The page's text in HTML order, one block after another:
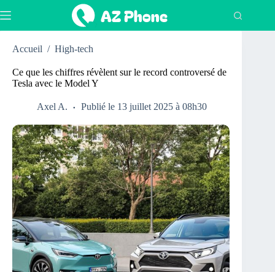
au
Accueil / High-tech
Ce que les chiffres révèlent sur le record controversé de
Tesla avec le Model Y
Axel A. Publié le 13 juillet 2025 à 08h30